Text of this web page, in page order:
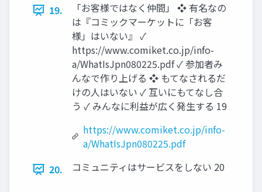
19.
「お客様ではなく仲間」 ❖ 有名なの
は『コミックマーケットに「お客
様」はいない』 ✓
https://www.comiket.co.jp/info-
a/WhatIsJpn080225.pdf ✓ 参加者み
んなで作り上げる ❖ もてなされるだ
けの人はいない ✓ 互いにもてなし合
う ✓ みんなに利益が広く発生する 19
https://www.comiket.co.jp/info-
a/WhatIsJpn080225.pdf
20.
コミュニティはサービスをしない 20